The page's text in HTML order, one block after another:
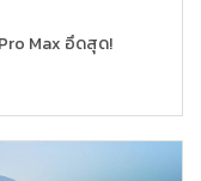
Max อึดสุด!